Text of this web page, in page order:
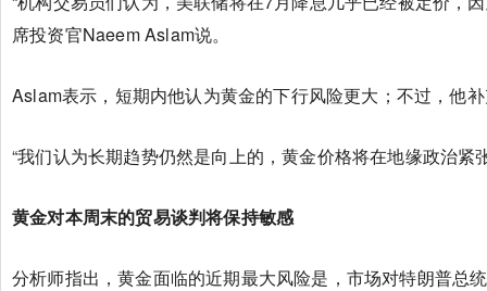
席投资官Naeem Aslam说。
Aslam表示，短期内他认为黄金的下行风险更大；不过，他
“我们认为长期趋势仍然是向上的，黄金价格将在地缘政治
黄金对本周末的贸易谈判将保持敏感
分析师指出，黄金面临的近期最大风险是，市场对特朗普总